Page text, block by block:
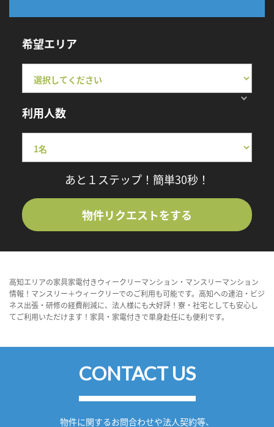
希望エリア
利用人数
あと１ステップ！簡単30秒！
物件リクエストをする
高知エリアの家具家電付きウィークリーマンション・マンスリーマンション
情報！マンスリー＋ウィークリーでのご利用も可能です。高知への連泊・ビジ
ネス出張・研修の経費削減に、法人様にも大好評！寮・社宅としても安心し
てご利用いただけます！家具・家電付きで単身赴任にも便利です。
CONTACT US
物件に関するお問合わせや法人契約等、